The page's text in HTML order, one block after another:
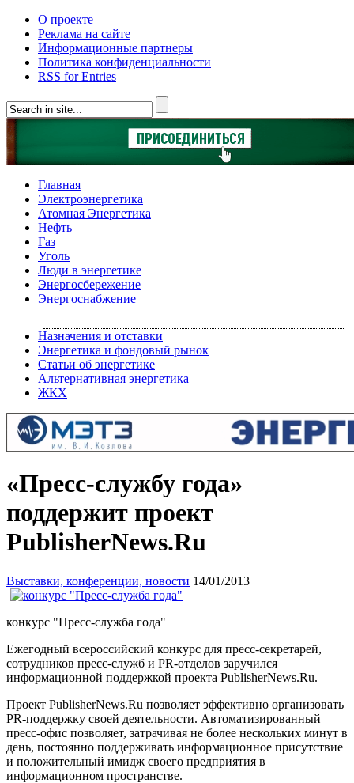
О проекте
Реклама на сайте
Информационные партнеры
Политика конфиденциальности
RSS for Entries
Главная
Электроэнергетика
Атомная Энергетика
Нефть
Газ
Уголь
Люди в энергетике
Энергосбережение
Энергоснабжение
Назначения и отставки
Энергетика и фондовый рынок
Статьи об энергетике
Альтернативная энергетика
ЖКХ
«Пресс-службу года»
поддержит проект
PublisherNews.Ru
Выставки, конференции, новости 14/01/2013
конкурс "Пресс-служба года"
Ежегодный всероссийский конкурс для пресс-секретарей,
сотрудников пресс-служб и PR-отделов заручился
информационной поддержкой проекта PublisherNews.Ru.
Проект PublisherNews.Ru позволяет эффективно организовать
PR-поддержку своей деятельности. Автоматизированный
пресс-офис позволяет, затрачивая не более нескольких минут в
день, постоянно поддерживать информационное присутствие
и положительный имидж своего предприятия в
информационном пространстве.